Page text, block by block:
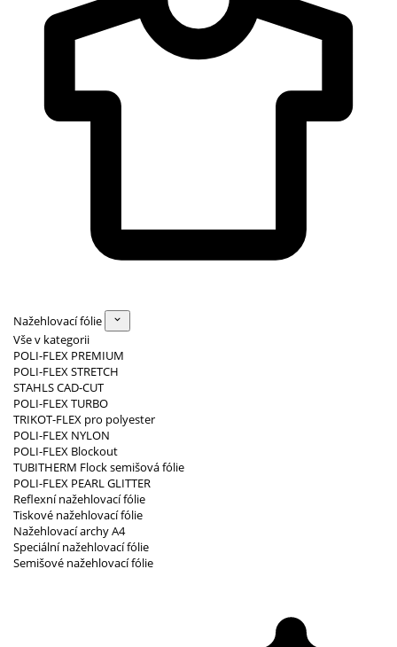
Nažehlovací fólie
Vše v kategorii
POLI-FLEX PREMIUM
POLI-FLEX STRETCH
STAHLS CAD-CUT
POLI-FLEX TURBO
TRIKOT-FLEX pro polyester
POLI-FLEX NYLON
POLI-FLEX Blockout
TUBITHERM Flock semišová fólie
POLI-FLEX PEARL GLITTER
Reflexní nažehlovací fólie
Tiskové nažehlovací fólie
Nažehlovací archy A4
Speciální nažehlovací fólie
Semišové nažehlovací fólie